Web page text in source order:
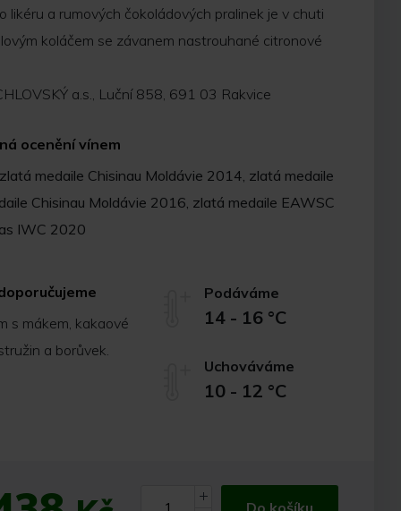
a rumových čokoládových pralinek je v chuti
koláčem se závanem nastrouhané citronové
a.s., Luční 858, 691 03 Rakvice
ocenění vínem
medaile Chisinau Moldávie 2014, zlatá medaile
Chisinau Moldávie 2016, zlatá medaile EAWSC
IWC 2020
s mákem, kakaové
a borůvek.
Podáváme
14 - 16 °C
Uchováváme
10 - 12 °C
Do košíku